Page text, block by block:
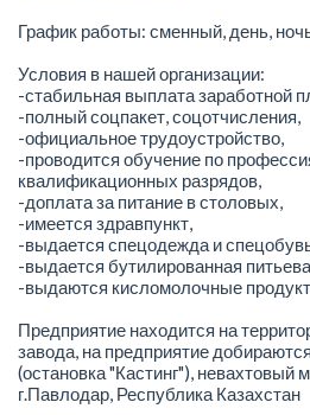
График работы: сменный, день,
Условия в нашей организации:
-стабильная выплата заработной
-полный соцпакет, соцотчисления,
-официальное трудоустройство,
-проводится обучение по
квалификационных разрядов,
-доплата за питание в столовых,
-имеется здравпункт,
-выдается спецодежда и
-выдается бутилированная
-выдаются кисломолочные
Предприятие находится на
завода, на предприятие
(остановка "Кастинг"), невахтовый
г.Павлодар, Республика Казахстан